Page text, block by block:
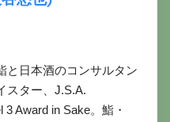
と日本酒のコンサルタン
スター、J.S.A.
Award in Sake。鮨・